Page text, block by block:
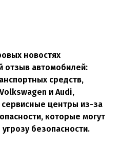
новостях
отзыв автомобилей:
средств,
и Audi,
центры из-за
которые могут
безопасности.